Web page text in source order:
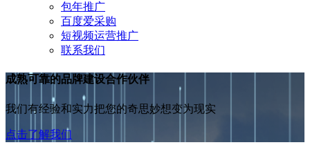
包年推广
百度爱采购
短视频运营推广
联系我们
成熟可靠的品牌建设合作伙伴
我们有经验和实力把您的奇思妙想变为现实
点击了解我们